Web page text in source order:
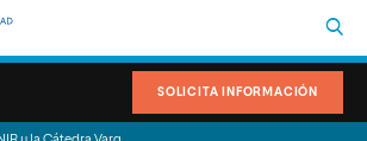
SOLICITA INFORMACIÓN